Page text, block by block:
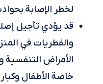
لخطر الإصابة
قد يؤدي تأجيل
والفطريات في
الأمراض
خاصة الأطفال